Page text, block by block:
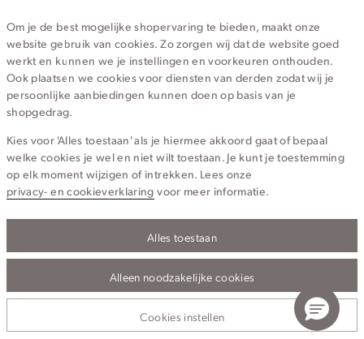
Service
Wij zijn Cotton Club
Topcategorieën voor jou
Privacy- en cookieverklaringAlgemene Voorwaarden
© 2026 Cotton Club Alle Rechten Voorbehouden
Om je de best mogelijke shopervaring te bieden, maakt onze
website gebruik van cookies. Zo zorgen wij dat de website goed
werkt en kunnen we je instellingen en voorkeuren onthouden.
Ook plaatsen we cookies voor diensten van derden zodat wij je
persoonlijke aanbiedingen kunnen doen op basis van je
shopgedrag.
Kies voor 'Alles toestaan' als je hiermee akkoord gaat of bepaal
welke cookies je wel en niet wilt toestaan. Je kunt je toestemming
op elk moment wijzigen of intrekken. Lees onze
privacy- en cookieverklaring voor meer informatie.
Alles toestaan
Alleen noodzakelijke cookies
Cookies instellen